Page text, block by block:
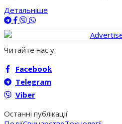
Детальніше
Читайте нас у:
Facebook
Telegram
Viber
Останні публікації